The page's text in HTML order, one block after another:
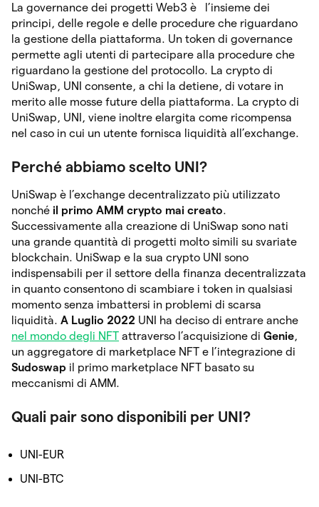
La governance dei progetti Web3 è l’insieme dei
principi, delle regole e delle procedure che riguardano
la gestione della piattaforma. Un token di governance
permette agli utenti di partecipare alla procedure che
riguardano la gestione del protocollo. La crypto di
UniSwap, UNI consente, a chi la detiene, di votare in
merito alle mosse future della piattaforma. La crypto di
UniSwap, UNI, viene inoltre elargita come ricompensa
nel caso in cui un utente fornisca liquidità all’exchange.
Perché abbiamo scelto UNI?
UniSwap è l’exchange decentralizzato più utilizzato
nonché il primo AMM crypto mai creato.
Successivamente alla creazione di UniSwap sono nati
una grande quantità di progetti molto simili su svariate
blockchain. UniSwap e la sua crypto UNI sono
indispensabili per il settore della finanza decentralizzata
in quanto consentono di scambiare i token in qualsiasi
momento senza imbattersi in problemi di scarsa
liquidità. A Luglio 2022 UNI ha deciso di entrare anche
nel mondo degli NFT attraverso l’acquisizione di Genie,
un aggregatore di marketplace NFT e l’integrazione di
Sudoswap il primo marketplace NFT basato su
meccanismi di AMM.
Quali pair sono disponibili per UNI?
UNI-EUR
UNI-BTC